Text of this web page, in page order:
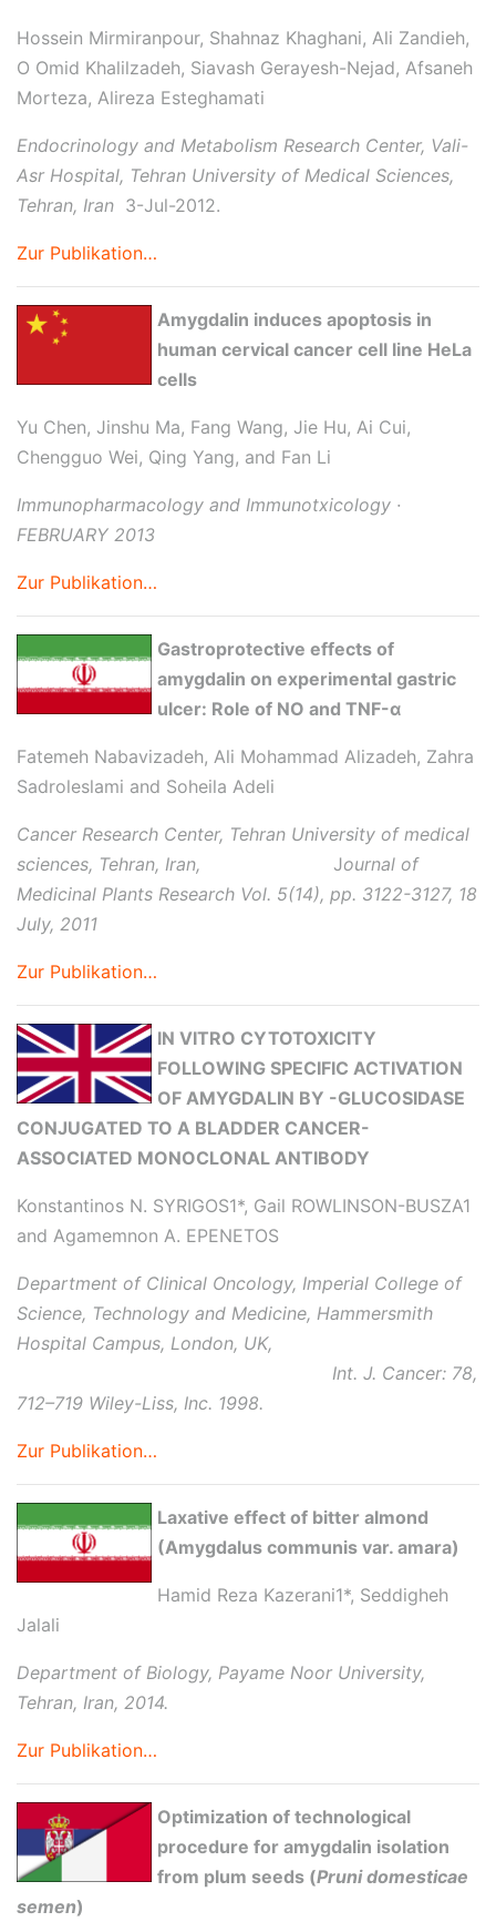
Hossein Mirmiranpour, Shahnaz Khaghani, Ali Zandieh,
O Omid Khalilzadeh, Siavash Gerayesh-Nejad, Afsaneh
Morteza, Alireza Esteghamati
Endocrinology and Metabolism Research Center, Vali-
Asr Hospital, Tehran University of Medical Sciences,
Tehran, Iran 3-Jul-2012.
Zur Publikation…
Amygdalin induces apoptosis in
human cervical cancer cell line HeLa
cells
Yu Chen, Jinshu Ma, Fang Wang, Jie Hu, Ai Cui,
Chengguo Wei, Qing Yang, and Fan Li
Immunopharmacology and Immunotxicology ·
FEBRUARY 2013
Zur Publikation…
Gastroprotective effects of
amygdalin on experimental gastric
ulcer: Role of NO and TNF-α
Fatemeh Nabavizadeh, Ali Mohammad Alizadeh, Zahra
Sadroleslami and Soheila Adeli
Cancer Research Center, Tehran University of medical
sciences, Tehran, Iran, Journal of
Medicinal Plants Research Vol. 5(14), pp. 3122-3127, 18
July, 2011
Zur Publikation…
IN VITRO CYTOTOXICITY
FOLLOWING SPECIFIC ACTIVATION
OF AMYGDALIN BY -GLUCOSIDASE
CONJUGATED TO A BLADDER CANCER-
ASSOCIATED MONOCLONAL ANTIBODY
Konstantinos N. SYRIGOS1*, Gail ROWLINSON-BUSZA1
and Agamemnon A. EPENETOS
Department of Clinical Oncology, Imperial College of
Science, Technology and Medicine, Hammersmith
Hospital Campus, London, UK,
Int. J. Cancer: 78,
712–719 Wiley-Liss, Inc. 1998.
Zur Publikation…
Laxative effect of bitter almond
(Amygdalus communis var. amara)
Hamid Reza Kazerani1*, Seddigheh
Jalali
Department of Biology, Payame Noor University,
Tehran, Iran, 2014.
Zur Publikation…
Optimization of technological
procedure for amygdalin isolation
from plum seeds (Pruni domesticae
semen)